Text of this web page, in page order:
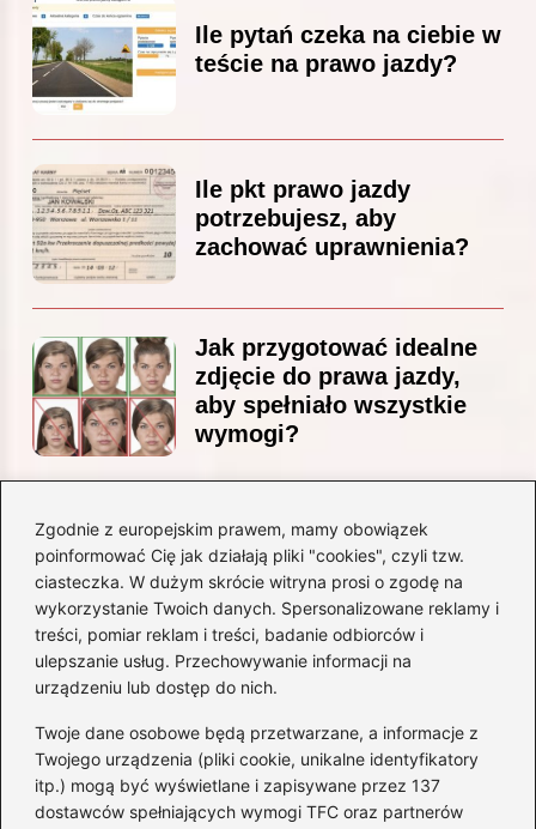
Zgodnie z europejskim prawem, mamy obowiązek
poinformować Cię jak działają pliki "cookies", czyli tzw.
ciasteczka. W dużym skrócie witryna prosi o zgodę na
wykorzystanie Twoich danych. Spersonalizowane reklamy i
treści, pomiar reklam i treści, badanie odbiorców i
ulepszanie usług. Przechowywanie informacji na
urządzeniu lub dostęp do nich.
Twoje dane osobowe będą przetwarzane, a informacje z
Twojego urządzenia (pliki cookie, unikalne identyfikatory
itp.) mogą być wyświetlane i zapisywane przez 137
dostawców spełniających wymogi TFC oraz partnerów
Ile pytań czeka na ciebie w
teście na prawo jazdy?
Ile pkt prawo jazdy
potrzebujesz, aby
zachować uprawnienia?
Jak przygotować idealne
zdjęcie do prawa jazdy,
aby spełniało wszystkie
wymogi?
Czy Jarosław Kaczyński
posiada prawo jazdy? Oto
prawda, którą warto znać!
Kategorie
Akumulatory(71)
Benzyna i Diesel(68)
Motocykle(47)